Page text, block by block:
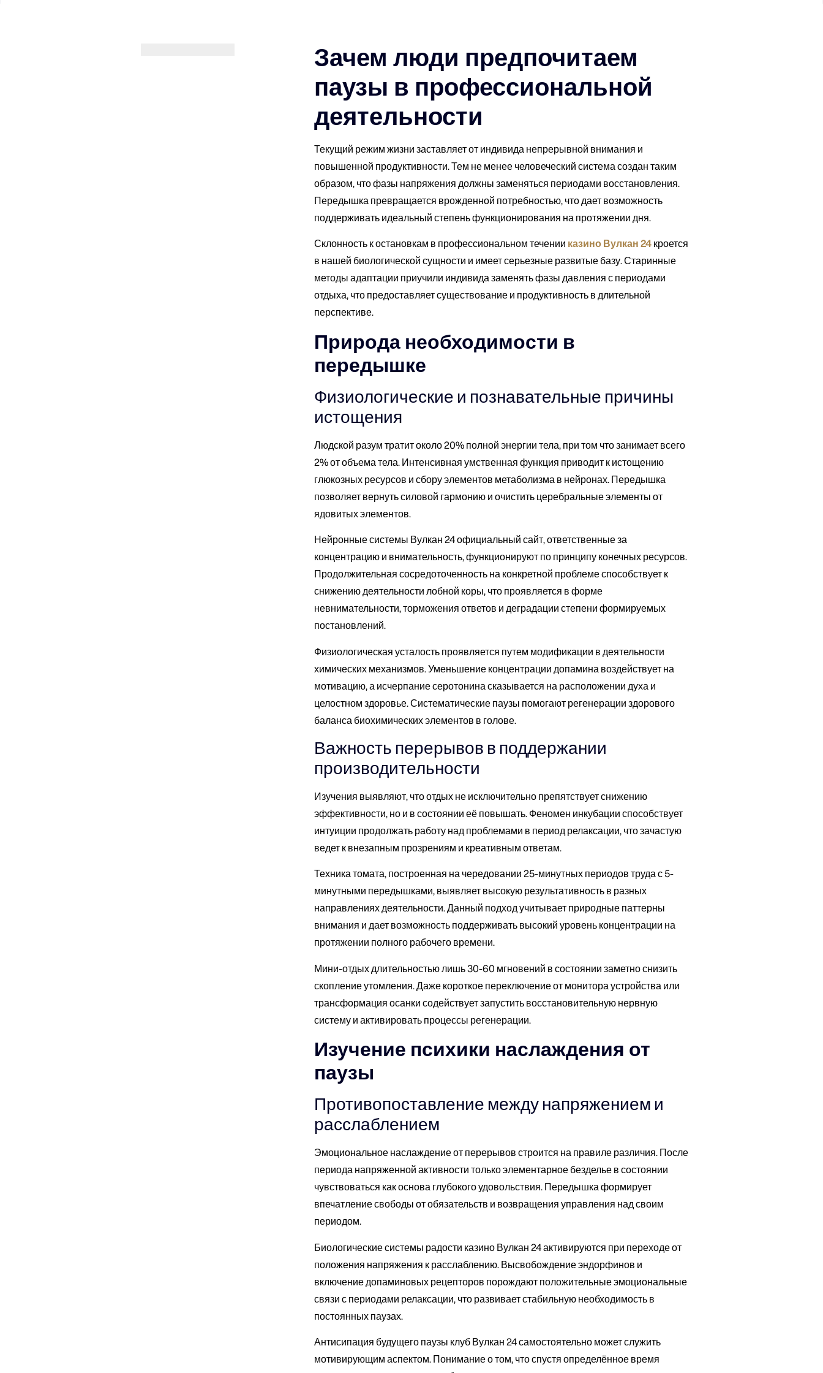
Зачем люди предпочитаем
паузы в профессиональной
деятельности
Текущий режим жизни заставляет от индивида непрерывной внимания и
повышенной продуктивности. Тем не менее человеческий система создан таким
образом, что фазы напряжения должны заменяться периодами восстановления.
Передышка превращается врожденной потребностью, что дает возможность
поддерживать идеальный степень функционирования на протяжении дня.
Склонность к остановкам в профессиональном течении казино Вулкан 24кроется
в нашей биологической сущности и имеет серьезные развитые базу. Старинные
методы адаптации приучили индивида заменять фазы давления с периодами
отдыха, что предоставляет существование и продуктивность в длительной
перспективе.
Природа необходимости в
передышке
Физиологические и познавательные причины
истощения
Людской разум тратит около 20% полной энергии тела, при том что занимает всего
2% от объема тела. Интенсивная умственная функция приводит к истощению
глюкозных ресурсов и сбору элементов метаболизма в нейронах. Передышка
позволяет вернуть силовой гармонию и очистить церебральные элементы от
ядовитых элементов.
Нейронные системы Вулкан 24 официальный сайт, ответственные за
концентрацию и внимательность, функционируют по принципу конечных ресурсов.
Продолжительная сосредоточенность на конкретной проблеме способствует к
снижению деятельности лобной коры, что проявляется в форме
невнимательности, торможения ответов и деградации степени формируемых
постановлений.
Физиологическая усталость проявляется путем модификации в деятельности
химических механизмов. Уменьшение концентрации допамина воздействует на
мотивацию, а исчерпание серотонина сказывается на расположении духа и
целостном здоровье. Систематические паузы помогают регенерации здорового
баланса биохимических элементов в голове.
Важность перерывов в поддержании
производительности
Изучения выявляют, что отдых не исключительно препятствует снижению
эффективности, но и в состоянии её повышать. Феномен инкубации способствует
интуиции продолжать работу над проблемами в период релаксации, что зачастую
ведет к внезапным прозрениям и креативным ответам.
Техника томата, построенная на чередовании 25-минутных периодов труда с 5-
минутными передышками, выявляет высокую результативность в разных
направлениях деятельности. Данный подход учитывает природные паттерны
внимания и дает возможность поддерживать высокий уровень концентрации на
протяжении полного рабочего времени.
Мини-отдых длительностью лишь 30-60 мгновений в состоянии заметно снизить
скопление утомления. Даже короткое переключение от монитора устройства или
трансформация осанки содействует запустить восстановительную нервную
систему и активировать процессы регенерации.
Изучение психики наслаждения от
паузы
Противопоставление между напряжением и
расслаблением
Эмоциональное наслаждение от перерывов строится на правиле различия. После
периода напряженной активности только элементарное безделье в состоянии
чувствоваться как основа глубокого удовольствия. Передышка формирует
впечатление свободы от обязательств и возвращения управления над своим
периодом.
Биологические системы радости казино Вулкан 24 активируются при переходе от
положения напряжения к расслаблению. Высвобождение эндорфинов и
включение допаминовых рецепторов порождают положительные эмоциональные
связи с периодами релаксации, что развивает стабильную необходимость в
постоянных паузах.
Антисипация будущего паузы клуб Вулкан 24 самостоятельно может служить
мотивирующим аспектом. Понимание о том, что спустя определённое время